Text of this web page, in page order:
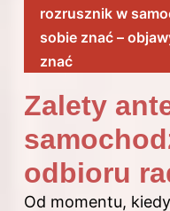
rozrusznik w
sobie znać –
znać
Zalety
odbioru
Od momentu,